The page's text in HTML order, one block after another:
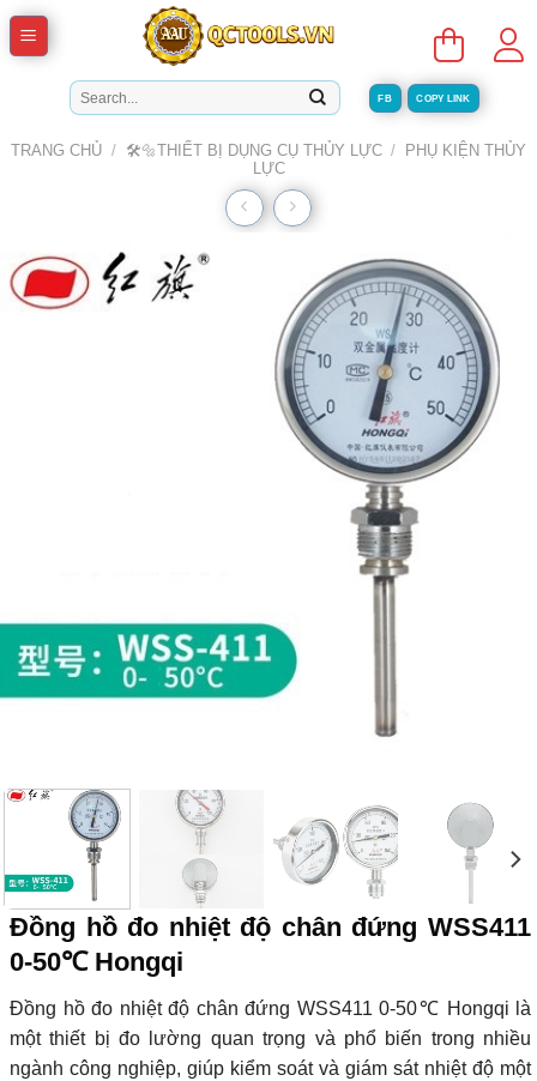
Skip
Tìm
kiếm:
FB COPY LINK
TRANG CHỦ / 🛠️🔩THIẾT BỊ DỤNG CỤ THỦY LỰC /
PHỤ KIỆN THỦY
LỰC
Đồng hồ đo nhiệt độ chân đứng WSS411
0-50℃ Hongqi
Đồng hồ đo nhiệt độ chân đứng WSS411 0-50℃ Hongqi là
một thiết bị đo lường quan trọng và phổ biến trong nhiều
ngành công nghiệp, giúp kiểm soát và giám sát nhiệt độ một